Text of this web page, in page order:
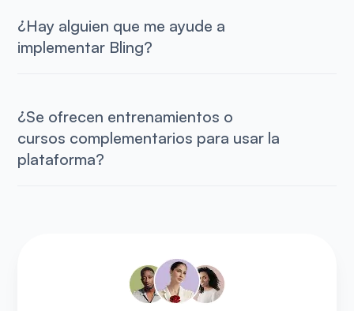
¿Hay alguien que me ayude a
implementar Bling?
¿Se ofrecen entrenamientos o
cursos complementarios para usar la
plataforma?